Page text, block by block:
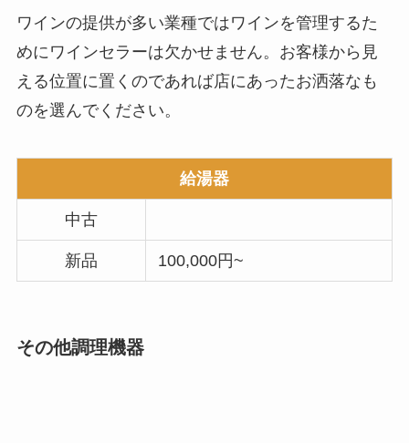
ワインの提供が多い業種ではワインを管理するた
めにワインセラーは欠かせません。お客様から見
える位置に置くのであれば店にあったお洒落なも
のを選んでください。
給湯器
中古
新品 100,000円~
その他調理機器